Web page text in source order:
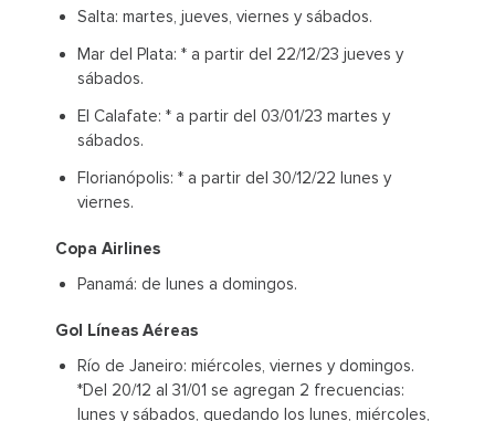
Salta: martes, jueves, viernes y sábados.
Mar del Plata: * a partir del 22/12/23 jueves y
sábados.
El Calafate: * a partir del 03/01/23 martes y
sábados.
Florianópolis: * a partir del 30/12/22 lunes y
viernes.
Copa Airlines
Panamá: de lunes a domingos.
Gol Líneas Aéreas
Río de Janeiro: miércoles, viernes y domingos.
*Del 20/12 al 31/01 se agregan 2 frecuencias:
lunes y sábados, quedando los lunes, miércoles,